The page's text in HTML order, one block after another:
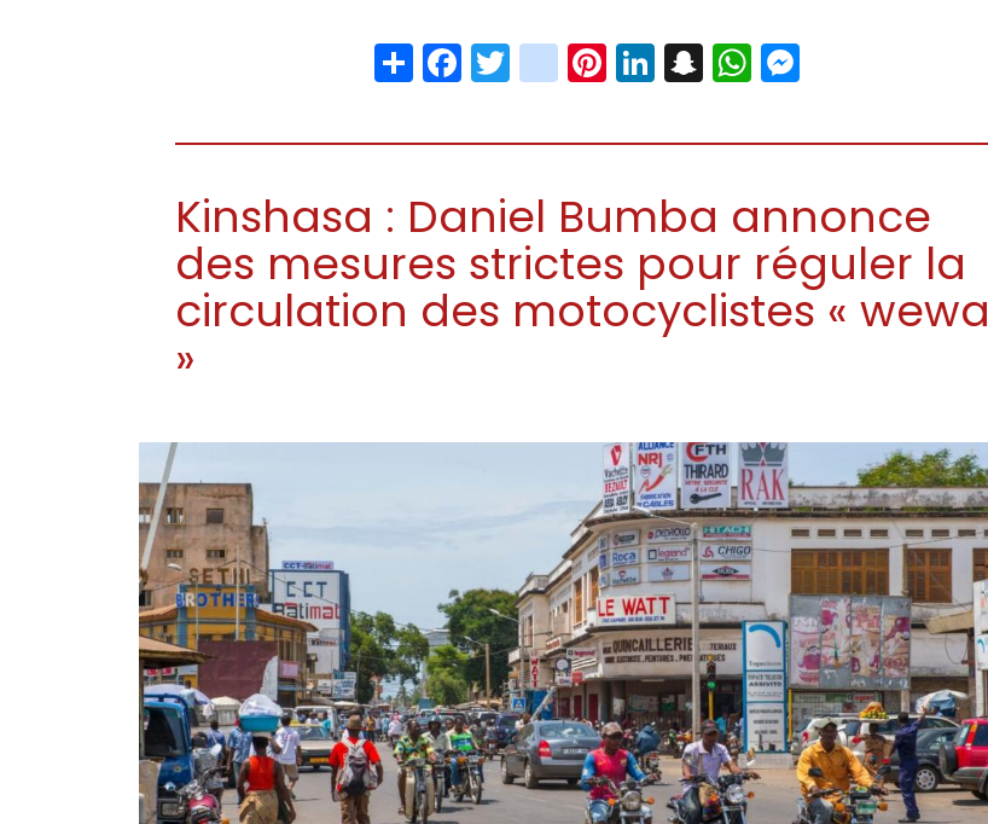
ShareFacebook
Twitter
instagram
Pinterest
LinkedIn
Snapchat
WhatsApp
Kinshasa : Daniel Bumba annonce
des mesures strictes pour réguler la
circulation des motocyclistes « wewa
»